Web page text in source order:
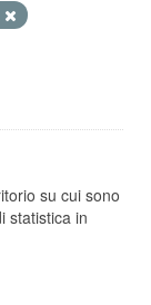
su cui sono
statistica in